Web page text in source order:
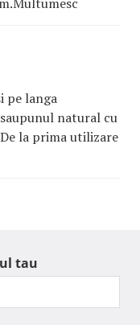
pe langa
natural cu
De la prima utilizare
tau